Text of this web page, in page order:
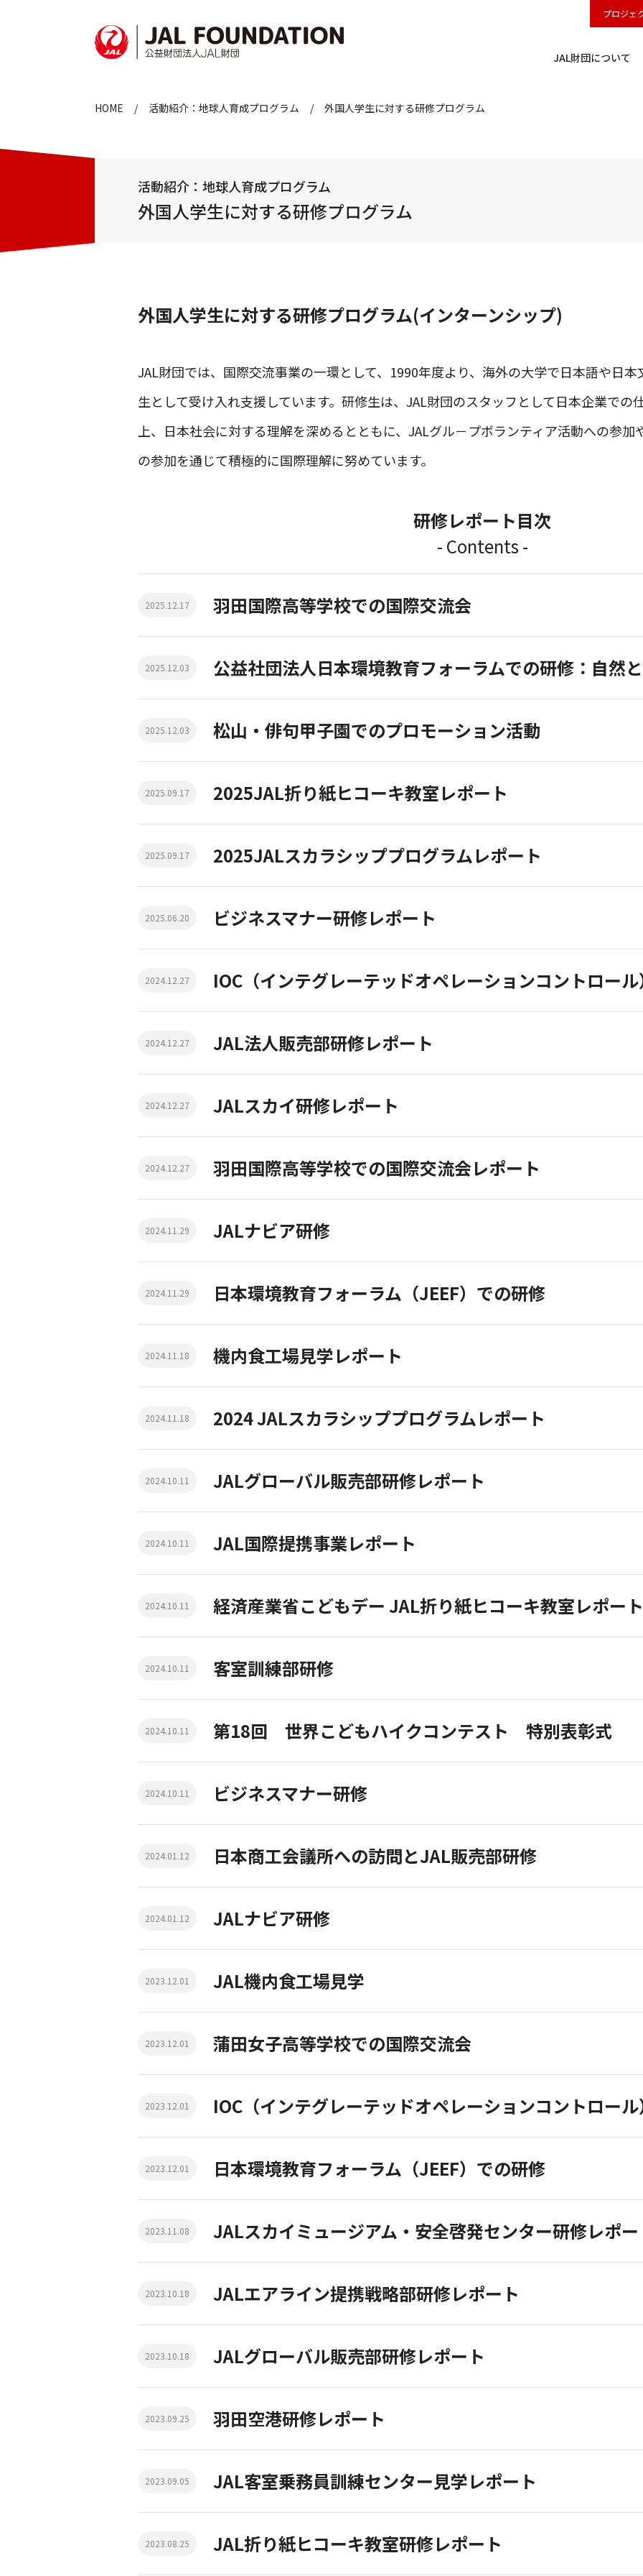
プロジェ
JAL財団について
HOME 活動紹介：地球人育成プログラム 外国人学生に対する研修プログラム
活動紹介：地球人育成プログラム
外国人学生に対する研修プログラム
外国人学生に対する研修プログラム(インターンシップ)
JAL財団では、国際交流事業の一環として、1990年度より、海外の大学で日本語や日
生として受け入れ支援しています。研修生は、JAL財団のスタッフとして日本企業での
上、日本社会に対する理解を深めるとともに、JALグル－プボランティア活動への参
の参加を通じて積極的に国際理解に努めています。
研修レポート目次
- Contents -
2025.12.17 羽田国際高等学校での国際交流会
2025.12.03 公益社団法人日本環境教育フォーラムでの研修：自然
2025.12.03 松山・俳句甲子園でのプロモーション活動
2025.09.17 2025JAL折り紙ヒコーキ教室レポート
2025.09.17 2025JALスカラシッププログラムレポート
2025.06.20 ビジネスマナー研修レポート
2024.12.27 IOC（インテグレーテッドオペレーションコントロー
2024.12.27 JAL法人販売部研修レポート
2024.12.27 JALスカイ研修レポート
2024.12.27 羽田国際高等学校での国際交流会レポート
2024.11.29 JALナビア研修
2024.11.29 日本環境教育フォーラム（JEEF）での研修
2024.11.18 機内食工場見学レポート
2024.11.18 2024 JALスカラシッププログラムレポート
2024.10.11 JALグローバル販売部研修レポート
2024.10.11 JAL国際提携事業レポート
2024.10.11 経済産業省こどもデー JAL折り紙ヒコーキ教室レポート
2024.10.11 客室訓練部研修
2024.10.11 第18回 世界こどもハイクコンテスト 特別表彰式
2024.10.11 ビジネスマナー研修
2024.01.12 日本商工会議所への訪問とJAL販売部研修
2024.01.12 JALナビア研修
2023.12.01 JAL機内食工場見学
2023.12.01 蒲田女子高等学校での国際交流会
2023.12.01 IOC（インテグレーテッドオペレーションコントロー
2023.12.01 日本環境教育フォーラム（JEEF）での研修
2023.11.08 JALスカイミュージアム・安全啓発センター研修レポ
2023.10.18 JALエアライン提携戦略部研修レポート
2023.10.18 JALグローバル販売部研修レポート
2023.09.25 羽田空港研修レポート
2023.09.05 JAL客室乗務員訓練センター見学レポート
2023.08.25 JAL折り紙ヒコーキ教室研修レポート